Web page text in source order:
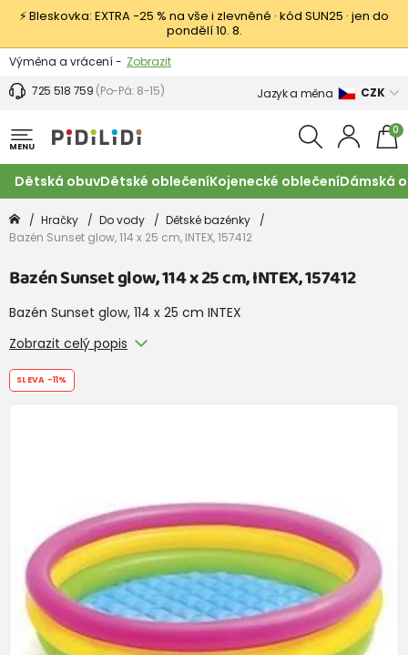
⚡ Bleskovka: EXTRA −25 % na vše i zlevněné · kód SUN25 · jen do
pondělí 10. 8.
Výměna a vrácení - Zobrazit
Sleva 100 Kč na první nákup -
725 518 759 (Po-Pá: 8-15) Jazyk a měna CZK
MENU
0
Dětská obuvDětské oblečeníKojenecké oblečeníDámská
Hračky Do vody
Dětské bazénky
Bazén Sunset glow, 114 x 25 cm, INTEX, 157412
Bazén Sunset glow, 114 x 25 cm, INTEX, 157412
Bazén Sunset glow, 114 x 25 cm INTEX
Zobrazit celý popis
SLEVA -11%